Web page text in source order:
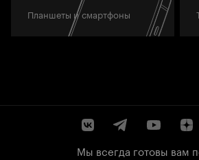
Планшеты и смартфоны
Мы всегда готовы вам